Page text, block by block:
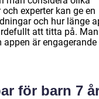
experter kan ge en
och hur länge
att titta på.
är
för barn 7